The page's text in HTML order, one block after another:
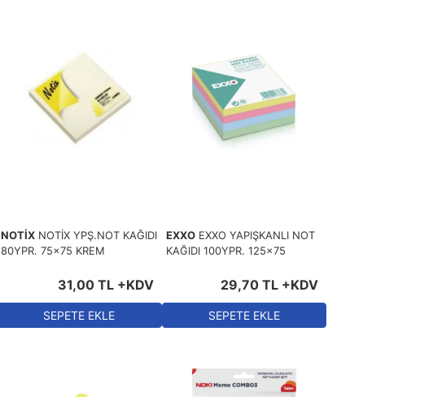
NOTİX NOTİX YPŞ.NOT KAĞIDI
80YPR. 75x75 KREM
31,00 TL+KDV
SEPETE EKLE
EXXO EXXO YAPIŞKANLI NOT
KAĞIDI 100YPR. 125x75
29,70 TL +KDV
SEPETE EKLE